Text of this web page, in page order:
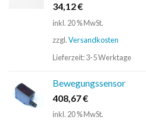
34,12€
inkl. 20 % MwSt.
zzgl.Versandkosten
Lieferzeit:3-5 Werktage
Bewegungssensor
408,67€
inkl. 20 % MwSt.